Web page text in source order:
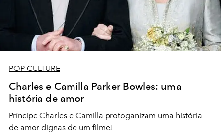
POP CULTURE
Charles e Camilla Parker Bowles: uma
história de amor
Príncipe Charles e Camilla protoganizam uma história
de amor dignas de um filme!